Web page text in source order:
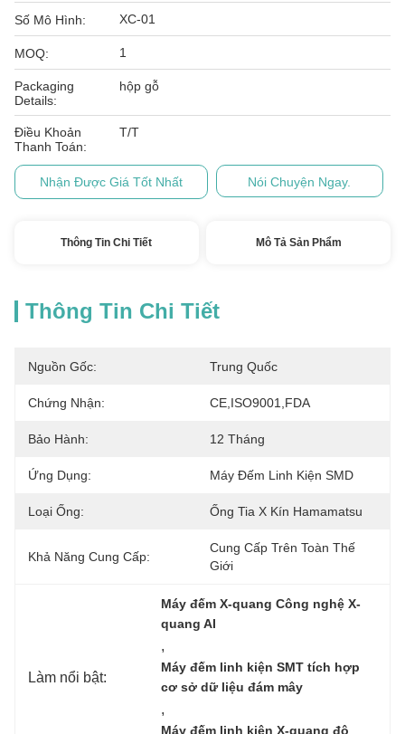
Số Mô Hình: XC-01
MOQ: 1
Packaging
Details:
hộp gỗ
Điều Khoản
Thanh Toán:
T/T
Nhận Được Giá Tốt Nhất Nói Chuyện Ngay.
Thông Tin Chi Tiết Mô Tả Sản Phẩm
Thông Tin Chi Tiết
Nguồn Gốc: Trung Quốc
Chứng Nhận: CE,ISO9001,FDA
Bảo Hành: 12 Tháng
Ứng Dụng: Máy Đếm Linh Kiện SMD
Loại Ống: Ống Tia X Kín Hamamatsu
Khả Năng Cung Cấp:
Cung Cấp Trên Toàn Thế
Giới
Làm nổi bật:
Máy đếm X-quang Công nghệ X-
quang AI
,
Máy đếm linh kiện SMT tích hợp
cơ sở dữ liệu đám mây
,
Máy đếm linh kiện X-quang độ